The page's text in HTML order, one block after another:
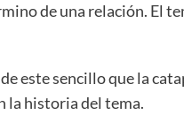
de una relación. El
este sencillo que la
la historia del tema.